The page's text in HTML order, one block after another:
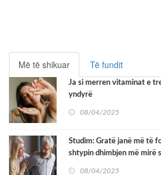
Më të shikuar Të fundit
Ja si merren vitaminat e
yndyrë
08/04/2025
Studim: Gratë janë më të
shtypin dhimbjen më mirë
08/04/2025